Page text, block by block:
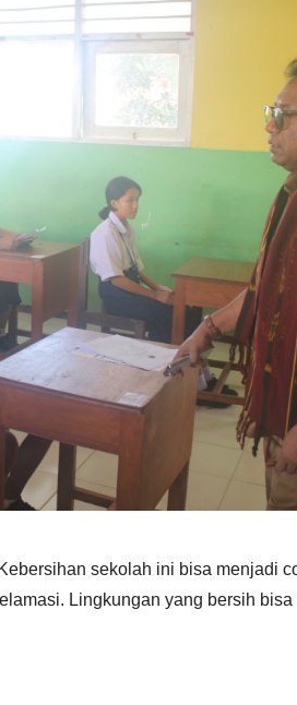
sekolah ini bisa menjadi
Lingkungan yang bersih bisa